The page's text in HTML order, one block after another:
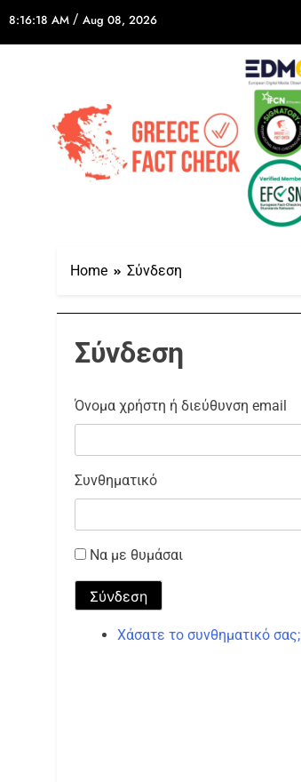
8:16:18 AM / Aug 08, 2026
Home Σύνδεση
Σύνδεση
Όνομα χρήστη ή διεύθυνση email
Συνθηματικό
Να με θυμάσαι
Σύνδεση
Χάσατε το συνθηματικό σας;